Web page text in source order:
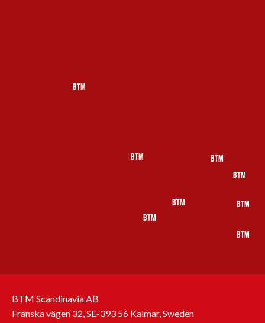
BTM
BTM
BTM
BTM
BTM
BTM
BTM
BTM
BTM Scandinavia AB
Franska vägen 32, SE-393 56 Kalmar, Sweden